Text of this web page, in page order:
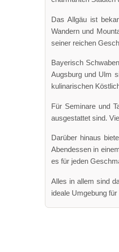
Das Allgäu ist
Wandern und
seiner reichen
Bayerisch
Augsburg und Ulm
kulinarischen
Für Seminare und
ausgestattet sind.
Darüber hinaus
Abendessen in
es für jeden
Alles in allem sind
ideale Umgebung